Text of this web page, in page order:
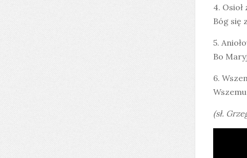
4.
Bóg się
5.
Bo
6.
(sł.